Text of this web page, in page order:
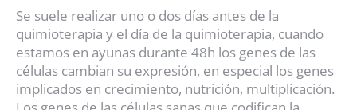
Se suele realizar uno o dos días antes de la
quimioterapia y el día de la quimioterapia, cuando
estamos en ayunas durante 48h los genes de las
células cambian su expresión, en especial los genes
implicados en crecimiento, nutrición, multiplicación.